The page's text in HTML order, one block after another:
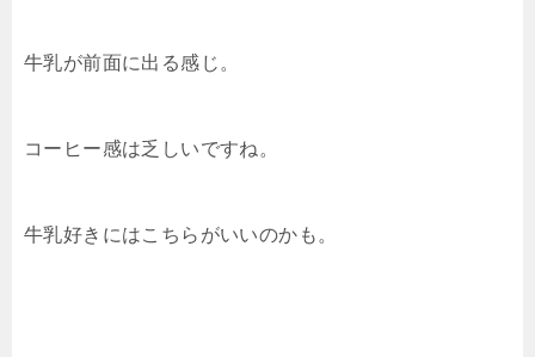
牛乳が前面に出る感じ。
コーヒー感は乏しいですね。
牛乳好きにはこちらがいいのかも。